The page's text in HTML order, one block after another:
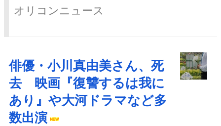
オリコンニュース
俳優・小川真由美さん、死
去 映画『復讐するは我に
あり』や大河ドラマなど多
数出演